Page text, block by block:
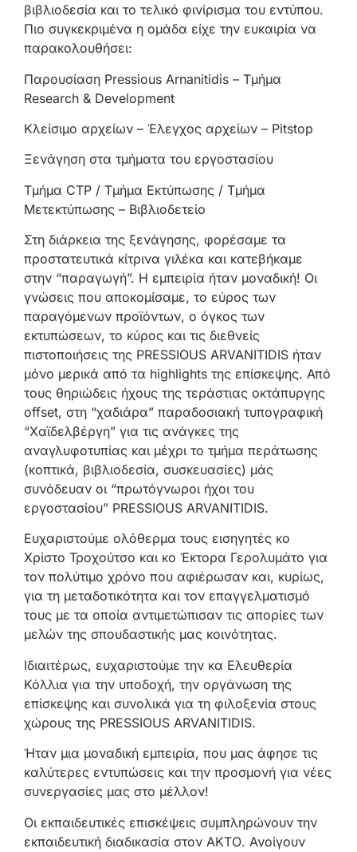
βιβλιοδεσία και το τελικό φινίρισμα του εντύπου.
Πιο συγκεκριμένα η ομάδα είχε την ευκαιρία να
παρακολουθήσει:
Παρουσίαση Pressious Arnanitidis – Τμήμα
Research & Development
Κλείσιμο αρχείων – Έλεγχος αρχείων – Pitstop
Ξενάγηση στα τμήματα του εργοστασίου
Τμήμα CTP / Τμήμα Εκτύπωσης / Τμήμα
Mετεκτύπωσης – Βιβλιοδετείο
Στη διάρκεια της ξενάγησης, φορέσαμε τα
προστατευτικά κίτρινα γιλέκα και κατεβήκαμε
στην “παραγωγή”. Η εμπειρία ήταν μοναδική! Οι
γνώσεις που αποκομίσαμε, το εύρος των
παραγόμενων προϊόντων, ο όγκος των
εκτυπώσεων, το κύρος και τις διεθνείς
πιστοποιήσεις της PRESSIOUS ARVANITIDIS ήταν
μόνο μερικά από τα highlights της επίσκεψης. Από
τους θηριώδεις ήχους της τεράστιας οκτάπυργης
offset, στη “χαδιάρα” παραδοσιακή τυπογραφική
“Χαϊδελβέργη” για τις ανάγκες της
αναγλυφοτυπίας και μέχρι το τμήμα περάτωσης
(κοπτικά, βιβλιοδεσία, συσκευασίες) μάς
συνόδευαν οι “πρωτόγνωροι ήχοι του
εργοστασίου” PRESSIOUS ARVANITIDIS.
Ευχαριστούμε ολόθερμα τους εισηγητές κο
Χρίστο Τροχούτσο και κο Έκτορα Γερολυμάτο για
τον πολύτιμο χρόνο που αφιέρωσαν και, κυρίως,
για τη μεταδοτικότητα και τον επαγγελματισμό
τους με τα οποία αντιμετώπισαν τις απορίες των
μελών της σπουδαστικής μας κοινότητας.
Ιδιαιτέρως, ευχαριστούμε την κα Ελευθερία
Κόλλια για την υποδοχή, την οργάνωση της
επίσκεψης και συνολικά για τη φιλοξενία στους
χώρους της PRESSIOUS ARVANITIDIS.
Ήταν μια μοναδική εμπειρία, που μας άφησε τις
καλύτερες εντυπώσεις και την προσμονή για νέες
συνεργασίες μας στο μέλλον!
Οι εκπαιδευτικές επισκέψεις συμπληρώνουν την
εκπαιδευτική διαδικασία στον ΑΚΤΟ. Ανοίγουν